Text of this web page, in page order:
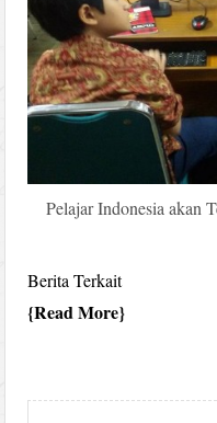
Pelajar Indonesia akan
Berita Terkait
Read More